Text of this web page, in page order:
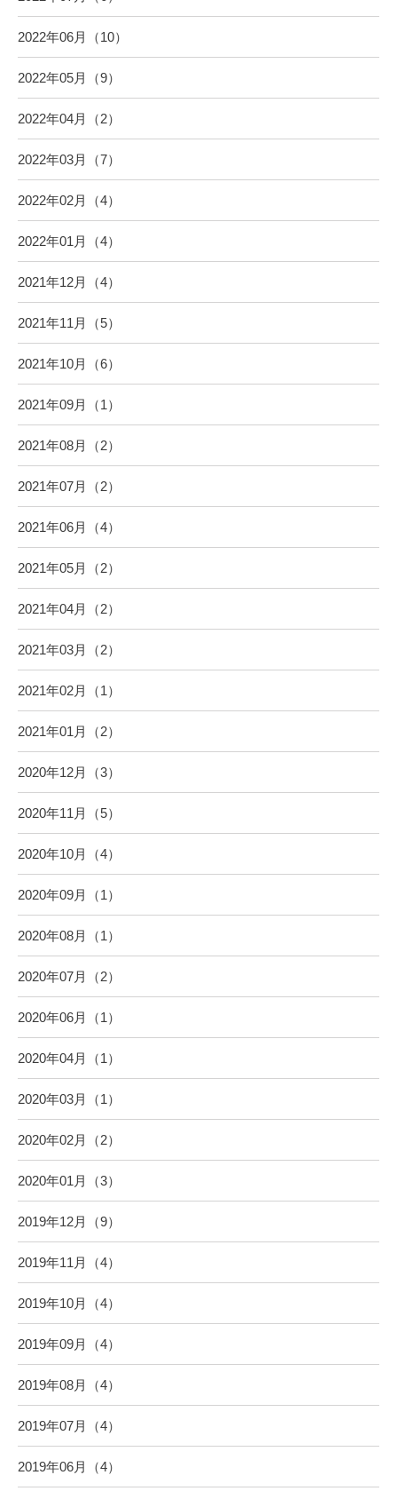
2022年06月（10）
2022年05月（9）
2022年04月（2）
2022年03月（7）
2022年02月（4）
2022年01月（4）
2021年12月（4）
2021年11月（5）
2021年10月（6）
2021年09月（1）
2021年08月（2）
2021年07月（2）
2021年06月（4）
2021年05月（2）
2021年04月（2）
2021年03月（2）
2021年02月（1）
2021年01月（2）
2020年12月（3）
2020年11月（5）
2020年10月（4）
2020年09月（1）
2020年08月（1）
2020年07月（2）
2020年06月（1）
2020年04月（1）
2020年03月（1）
2020年02月（2）
2020年01月（3）
2019年12月（9）
2019年11月（4）
2019年10月（4）
2019年09月（4）
2019年08月（4）
2019年07月（4）
2019年06月（4）